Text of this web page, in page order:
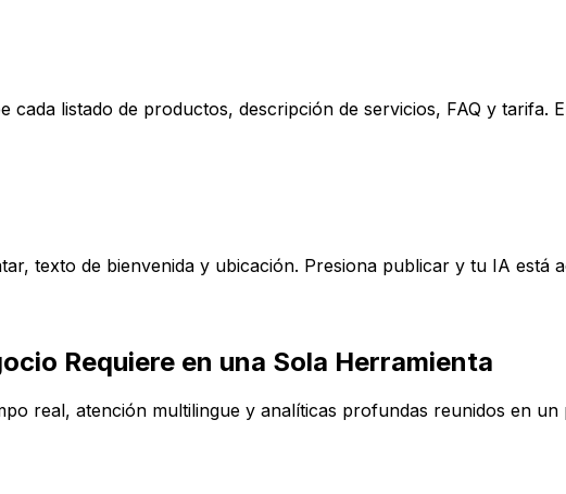
listado de productos, descripción de servicios, FAQ y tarifa.
texto de bienvenida y ubicación. Presiona publicar y tu IA está
Requiere en una Sola Herramienta
real, atención multilingue y analíticas profundas reunidos en